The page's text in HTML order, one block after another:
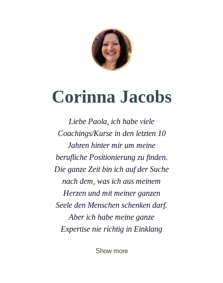
Corinna Jacobs
Liebe Paola, ich habe viele
Coachings/Kurse in den letzten 10
Jahren hinter mir um meine
berufliche Positionierung zu finden.
Die ganze Zeit bin ich auf der Suche
nach dem, was ich aus meinem
Herzen und mit meiner ganzen
Seele den Menschen schenken darf.
Aber ich habe meine ganze
Expertise nie richtig in Einklang
Show more